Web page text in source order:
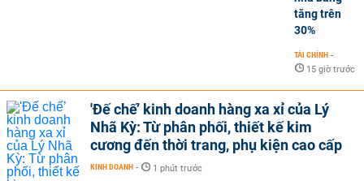
tăng trên
30%
TÀI CHÍNH -
15 giờ trước
'Đế chế’ kinh doanh hàng xa xỉ của Lý
Nhã Kỳ: Từ phân phối, thiết kế kim
cương đến thời trang, phụ kiện cao cấp
KINH DOANH - 1 phút trước